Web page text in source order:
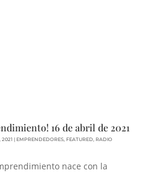
16 de abril de 2021
2021 | EMPRENDEDORES, FEATURED, RADIO
nace con la